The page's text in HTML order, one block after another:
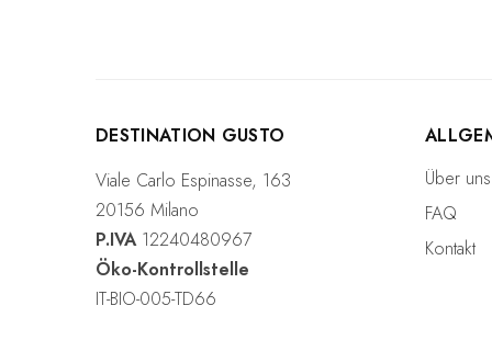
DESTINATION GUSTO
Viale Carlo Espinasse, 163
20156 Milano
P.IVA12240480967
Öko-Kontrollstelle
IT-BIO-005-TD66
Über uns
FAQ
Kontakt